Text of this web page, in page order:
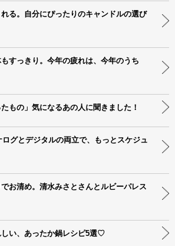
る。自分にぴったりのキャンドルの選び
もすっきり。今年の疲れは、今年のうち
もの」気になるあの人に聞きました！
ログとデジタルの両立で、もっとスケジュ
お清め。清水みさとさんとルビーパレス
い、あったか鍋レシピ5選♡